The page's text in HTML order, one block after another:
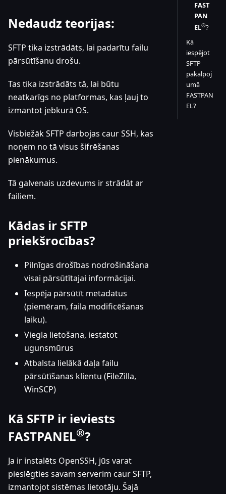
Nedaudz teorijas:
SFTP tika izstrādāts, lai padarītu failu
pārsūtīšanu drošu.
Tas tika izstrādāts tā, lai būtu
neatkarīgs no platformas, kas ļauj to
izmantot jebkurā OS.
Visbiežāk SFTP darbojas caur SSH, kas
noņem no tā visus šifrēšanas
pienākumus.
Tā galvenais uzdevums ir strādāt ar
failiem.
Kādas ir SFTP
priekšrocības?
Pilnīgas drošības nodrošināšana
visai pārsūtītajai informācijai.
Iespēja pārsūtīt metadatus
(piemēram, faila modificēšanas
laiku).
Viegla lietošana, iestatot
ugunsmūrus
Atbalsta lielākā daļa failu
pārsūtīšanas klientu (FileZilla,
WinSCP)
Kā SFTP ir ieviests
FASTPANEL®?
Ja ir instalēts OpenSSH, jūs varat
pieslēgties savam serverim caur SFTP,
izmantojot sistēmas lietotāju. Šajā
FAST
PAN
EL®?
Kā
iespējot
SFTP
pakalpoj
umā
FASTPAN
EL?